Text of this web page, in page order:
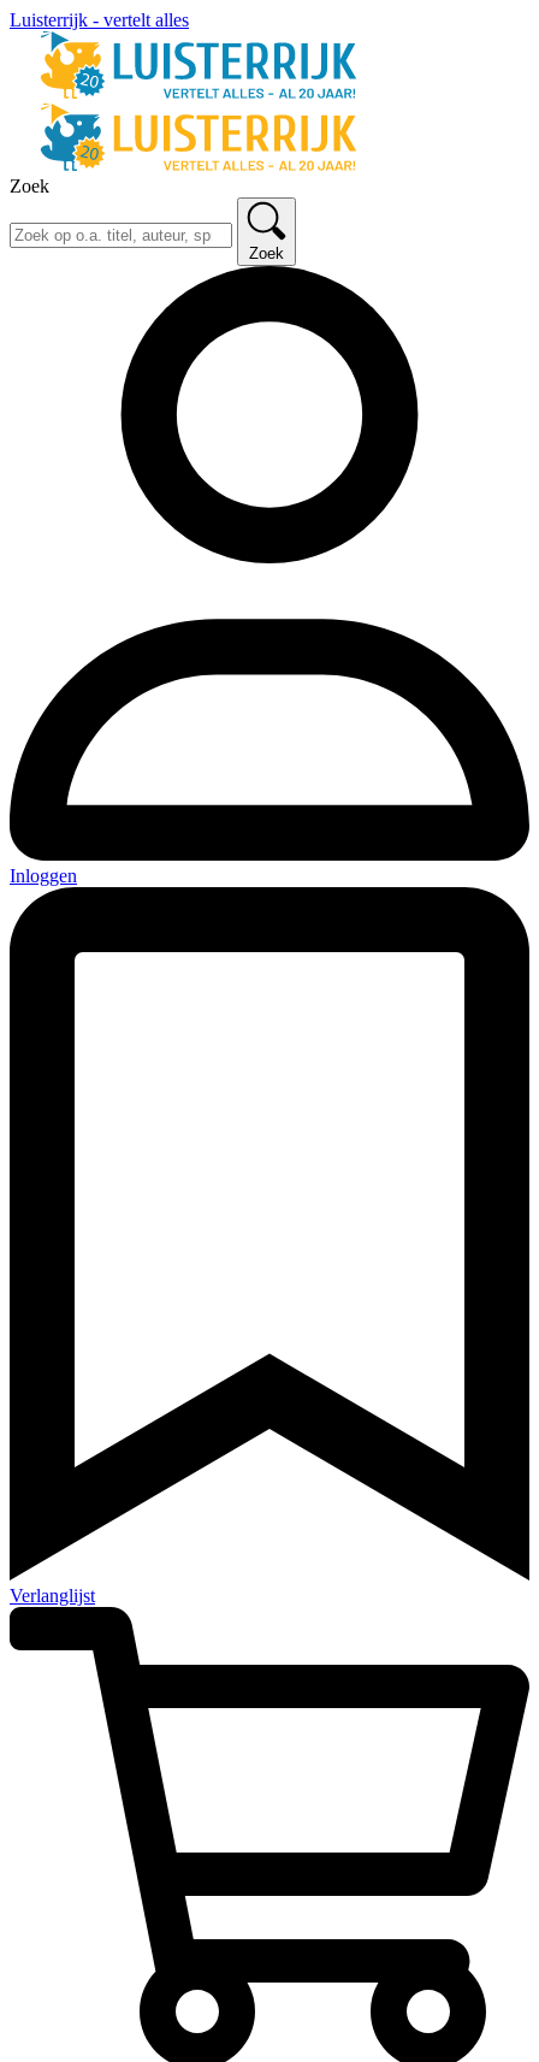
Luisterrijk - vertelt alles
Zoek
Zoek
Inloggen
Verlanglijst